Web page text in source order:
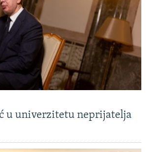
u univerzitetu neprijatelja